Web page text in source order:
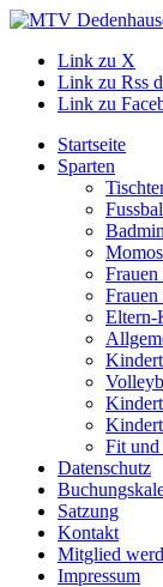
Link zu X
Link zu Rss
Link zu
Startseite
Sparten
Momos
Frauen
Eltern-
Fit und
Datenschutz
Satzung
Kontakt
Mitglied
Impressum